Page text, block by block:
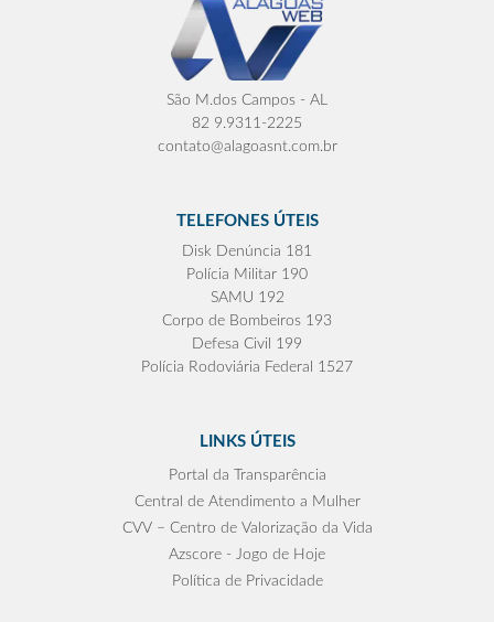
São M.dos Campos - AL
82 9.9311-2225
contato@alagoasnt.com.br
TELEFONES ÚTEIS
Disk Denúncia 181
Polícia Militar 190
SAMU 192
Corpo de Bombeiros 193
Defesa Civil 199
Polícia Rodoviária Federal 1527
LINKS ÚTEIS
Portal da Transparência
Central de Atendimento a Mulher
CVV – Centro de Valorização da Vida
Azscore - Jogo de Hoje
Política de Privacidade